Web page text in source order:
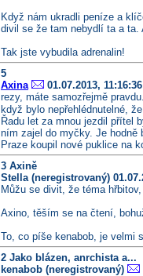
Když nám ukradli peníze a
divil se že tam nebydlí ta a ta.
Tak jste vybudila adrenalin!
5
Axina
01.07.2013, 11:16:36
rezy, máte samozřejmě
když bylo nepřehlédnutelné,
Řadu let za mnou jezdil přítel
ním zajel do myčky. Je hodně
Praze koupil nové puklice na
3 Axině
Stella (neregistrovaný)
Můžu se divit, že téma
Axino, těším se na čtení,
To, co píše kenabob, je velmi
2 Jako blázen, anrchista a...
kenabob (neregistrovaný)